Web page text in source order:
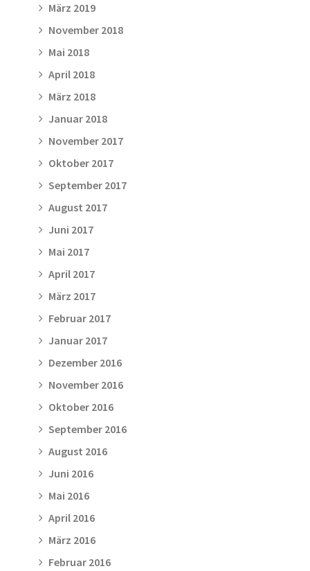
März 2019
November 2018
Mai 2018
April 2018
März 2018
Januar 2018
November 2017
Oktober 2017
September 2017
August 2017
Juni 2017
Mai 2017
April 2017
März 2017
Februar 2017
Januar 2017
Dezember 2016
November 2016
Oktober 2016
September 2016
August 2016
Juni 2016
Mai 2016
April 2016
März 2016
Februar 2016